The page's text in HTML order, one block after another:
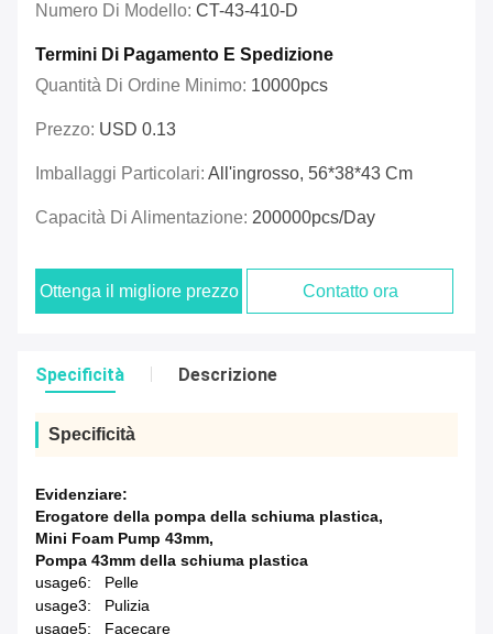
Numero Di Modello: CT-43-410-D
Termini Di Pagamento E Spedizione
Quantità Di Ordine Minimo: 10000pcs
Prezzo: USD 0.13
Imballaggi Particolari: All'ingrosso, 56*38*43 Cm
Capacità Di Alimentazione: 200000pcs/day
Ottenga il migliore prezzo Contatto ora
Specificità Descrizione
Specificità
Evidenziare:
Erogatore della pompa della schiuma plastica,
Mini Foam Pump 43mm,
Pompa 43mm della schiuma plastica
usage6:
Pelle
usage3:
Pulizia
usage5:
Facecare